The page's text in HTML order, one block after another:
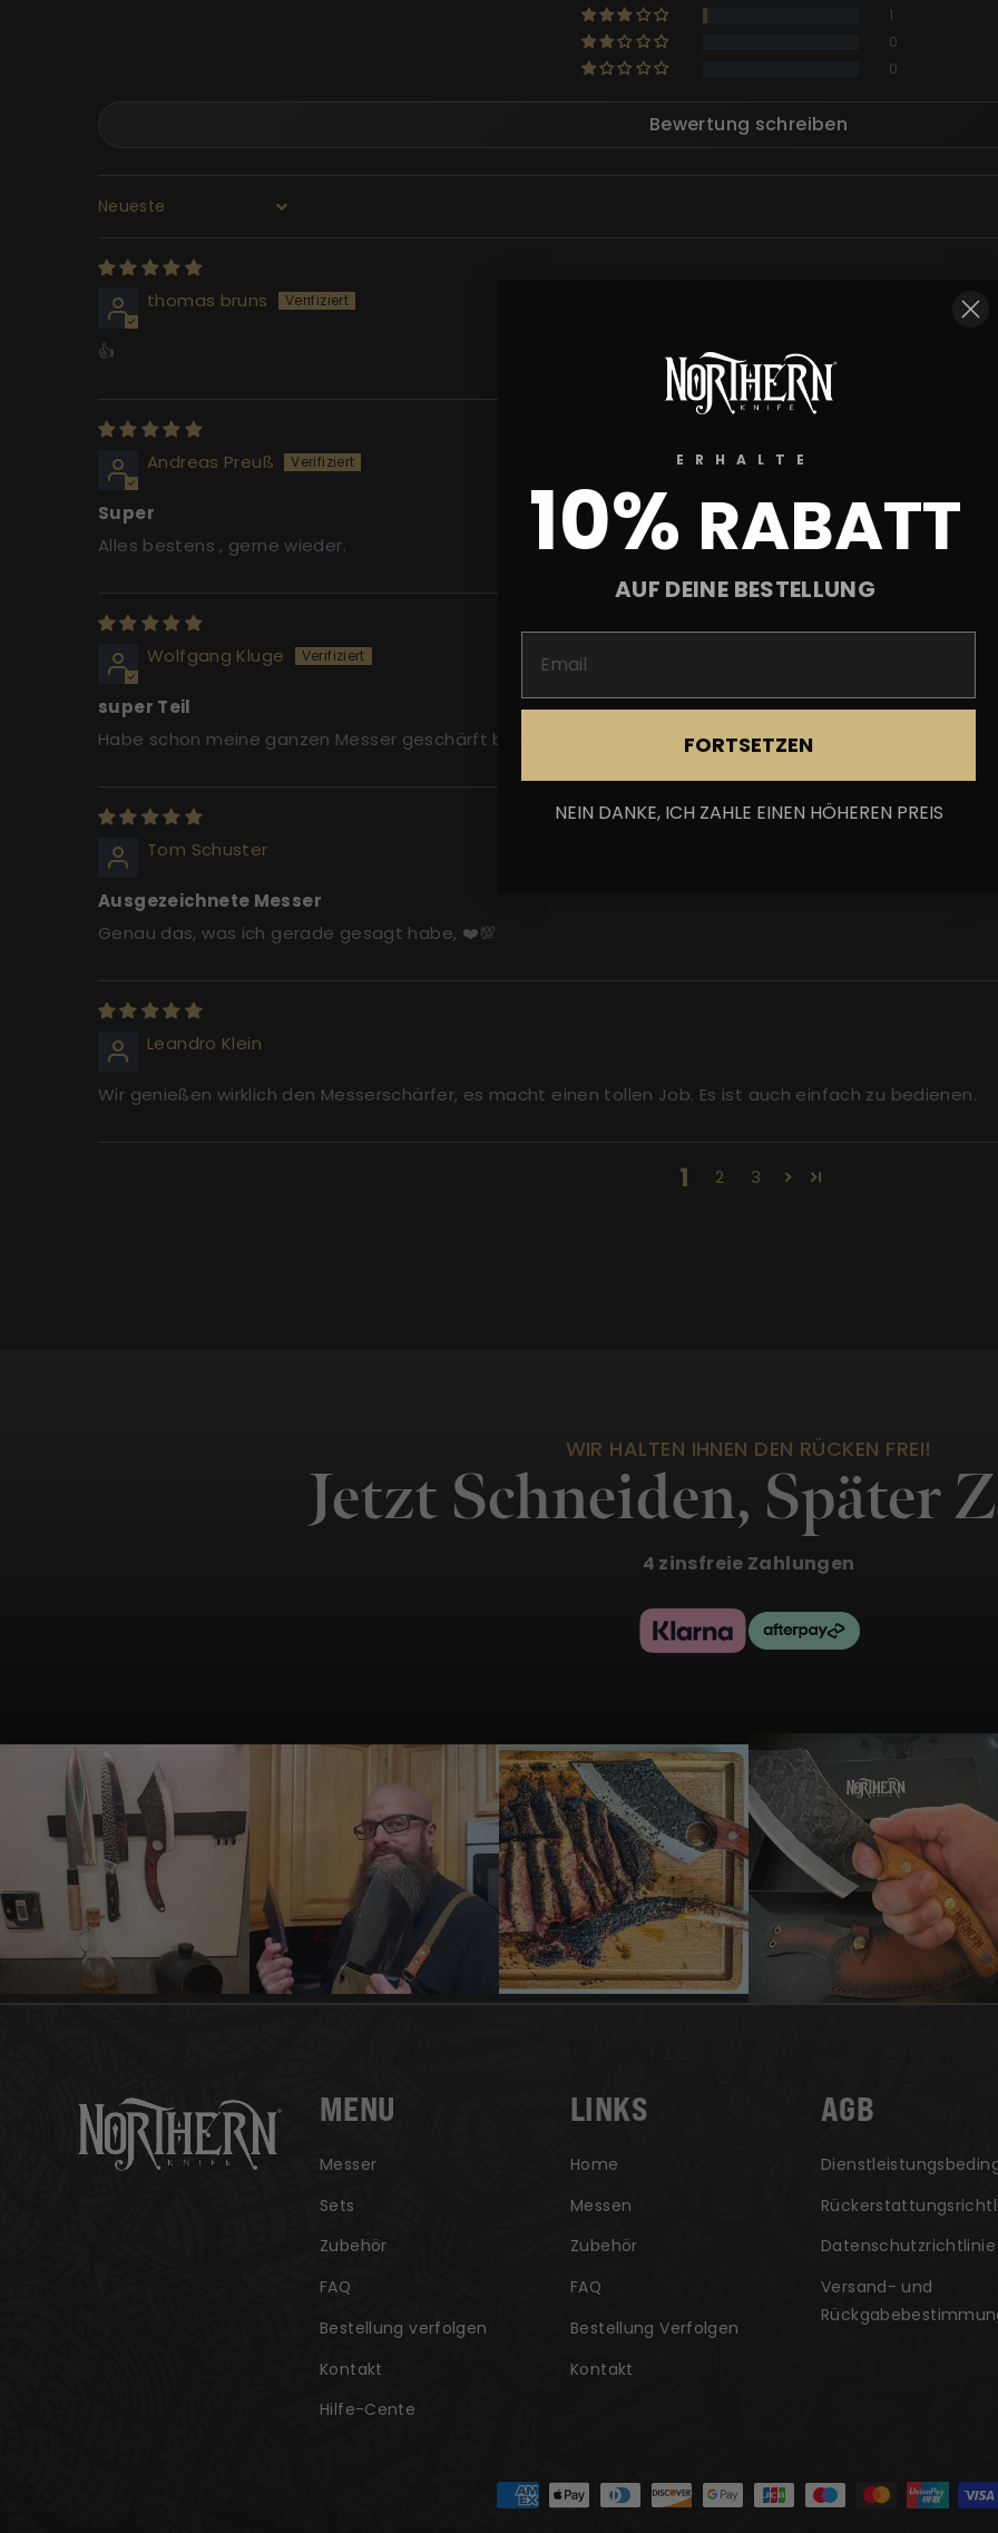
1
0
0
Bewertung schreiben
Sort by
thomas bruns
👍
Andreas Preuß
Super
Alles bestens , gerne wieder.
Wolfgang Kluge
super Teil
Habe schon meine ganzen Messer geschärft bin voll zufrieden
Tom Schuster
Ausgezeichnete Messer
Genau das, was ich gerade gesagt habe, ❤️💯
Leandro Klein
Wir genießen wirklich den Messerschärfer, es macht einen tollen Job. Es ist auch einfach zu bedienen.
1 2 3
WIR HALTEN IHNEN DEN RÜCKEN FREI!
Jetzt Schneiden, Später
4 zinsfreie Zahlungen
MENU
Messer
Sets
Zubehör
FAQ
Bestellung verfolgen
Kontakt
Hilfe-Cente
LINKS
Home
Messen
Zubehör
FAQ
Bestellung Verfolgen
Kontakt
AGB
Datenschutzrichtlinie
Versand- und
ERHALTE
10% RABATT
AUF DEINE BESTELLUNG
FORTSETZEN
NEIN DANKE, ICH ZAHLE EINEN HÖHEREN PREIS